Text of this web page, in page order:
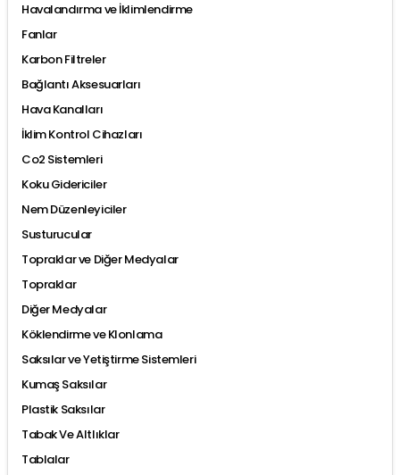
Havalandırma ve İklimlendirme
Fanlar
Karbon Filtreler
Bağlantı Aksesuarları
Hava Kanalları
İklim Kontrol Cihazları
Co2 Sistemleri
Koku Gidericiler
Nem Düzenleyiciler
Susturucular
Topraklar ve Diğer Medyalar
Topraklar
Diğer Medyalar
Köklendirme ve Klonlama
Saksılar ve Yetiştirme Sistemleri
Kumaş Saksılar
Plastik Saksılar
Tabak Ve Altlıklar
Tablalar